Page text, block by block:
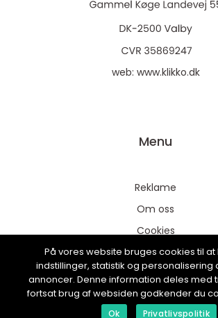
web: www.klikko.dk
Menu
Reklame
Om oss
Cookies
Kontakt Oss
Sitemap
På vores website bruges cookies til at
indstillinger, statistik og personalisering
annoncer. Denne information deles med
fortsat brug af websiden godkender du
Ok Privatlivspolitik